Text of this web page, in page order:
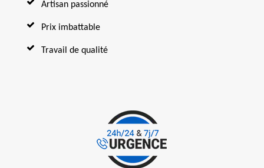
Artisan passionné
Prix imbattable
Travail de qualité